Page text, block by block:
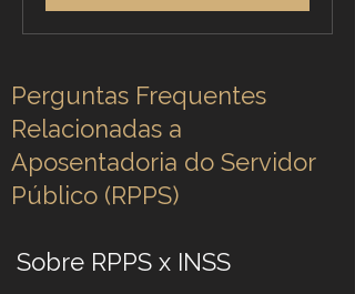
Perguntas Frequentes
Relacionadas a
Aposentadoria do Servidor
Público (RPPS)
Sobre RPPS x INSS